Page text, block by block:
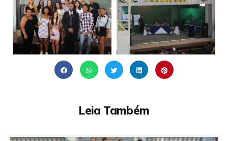
Leia Também